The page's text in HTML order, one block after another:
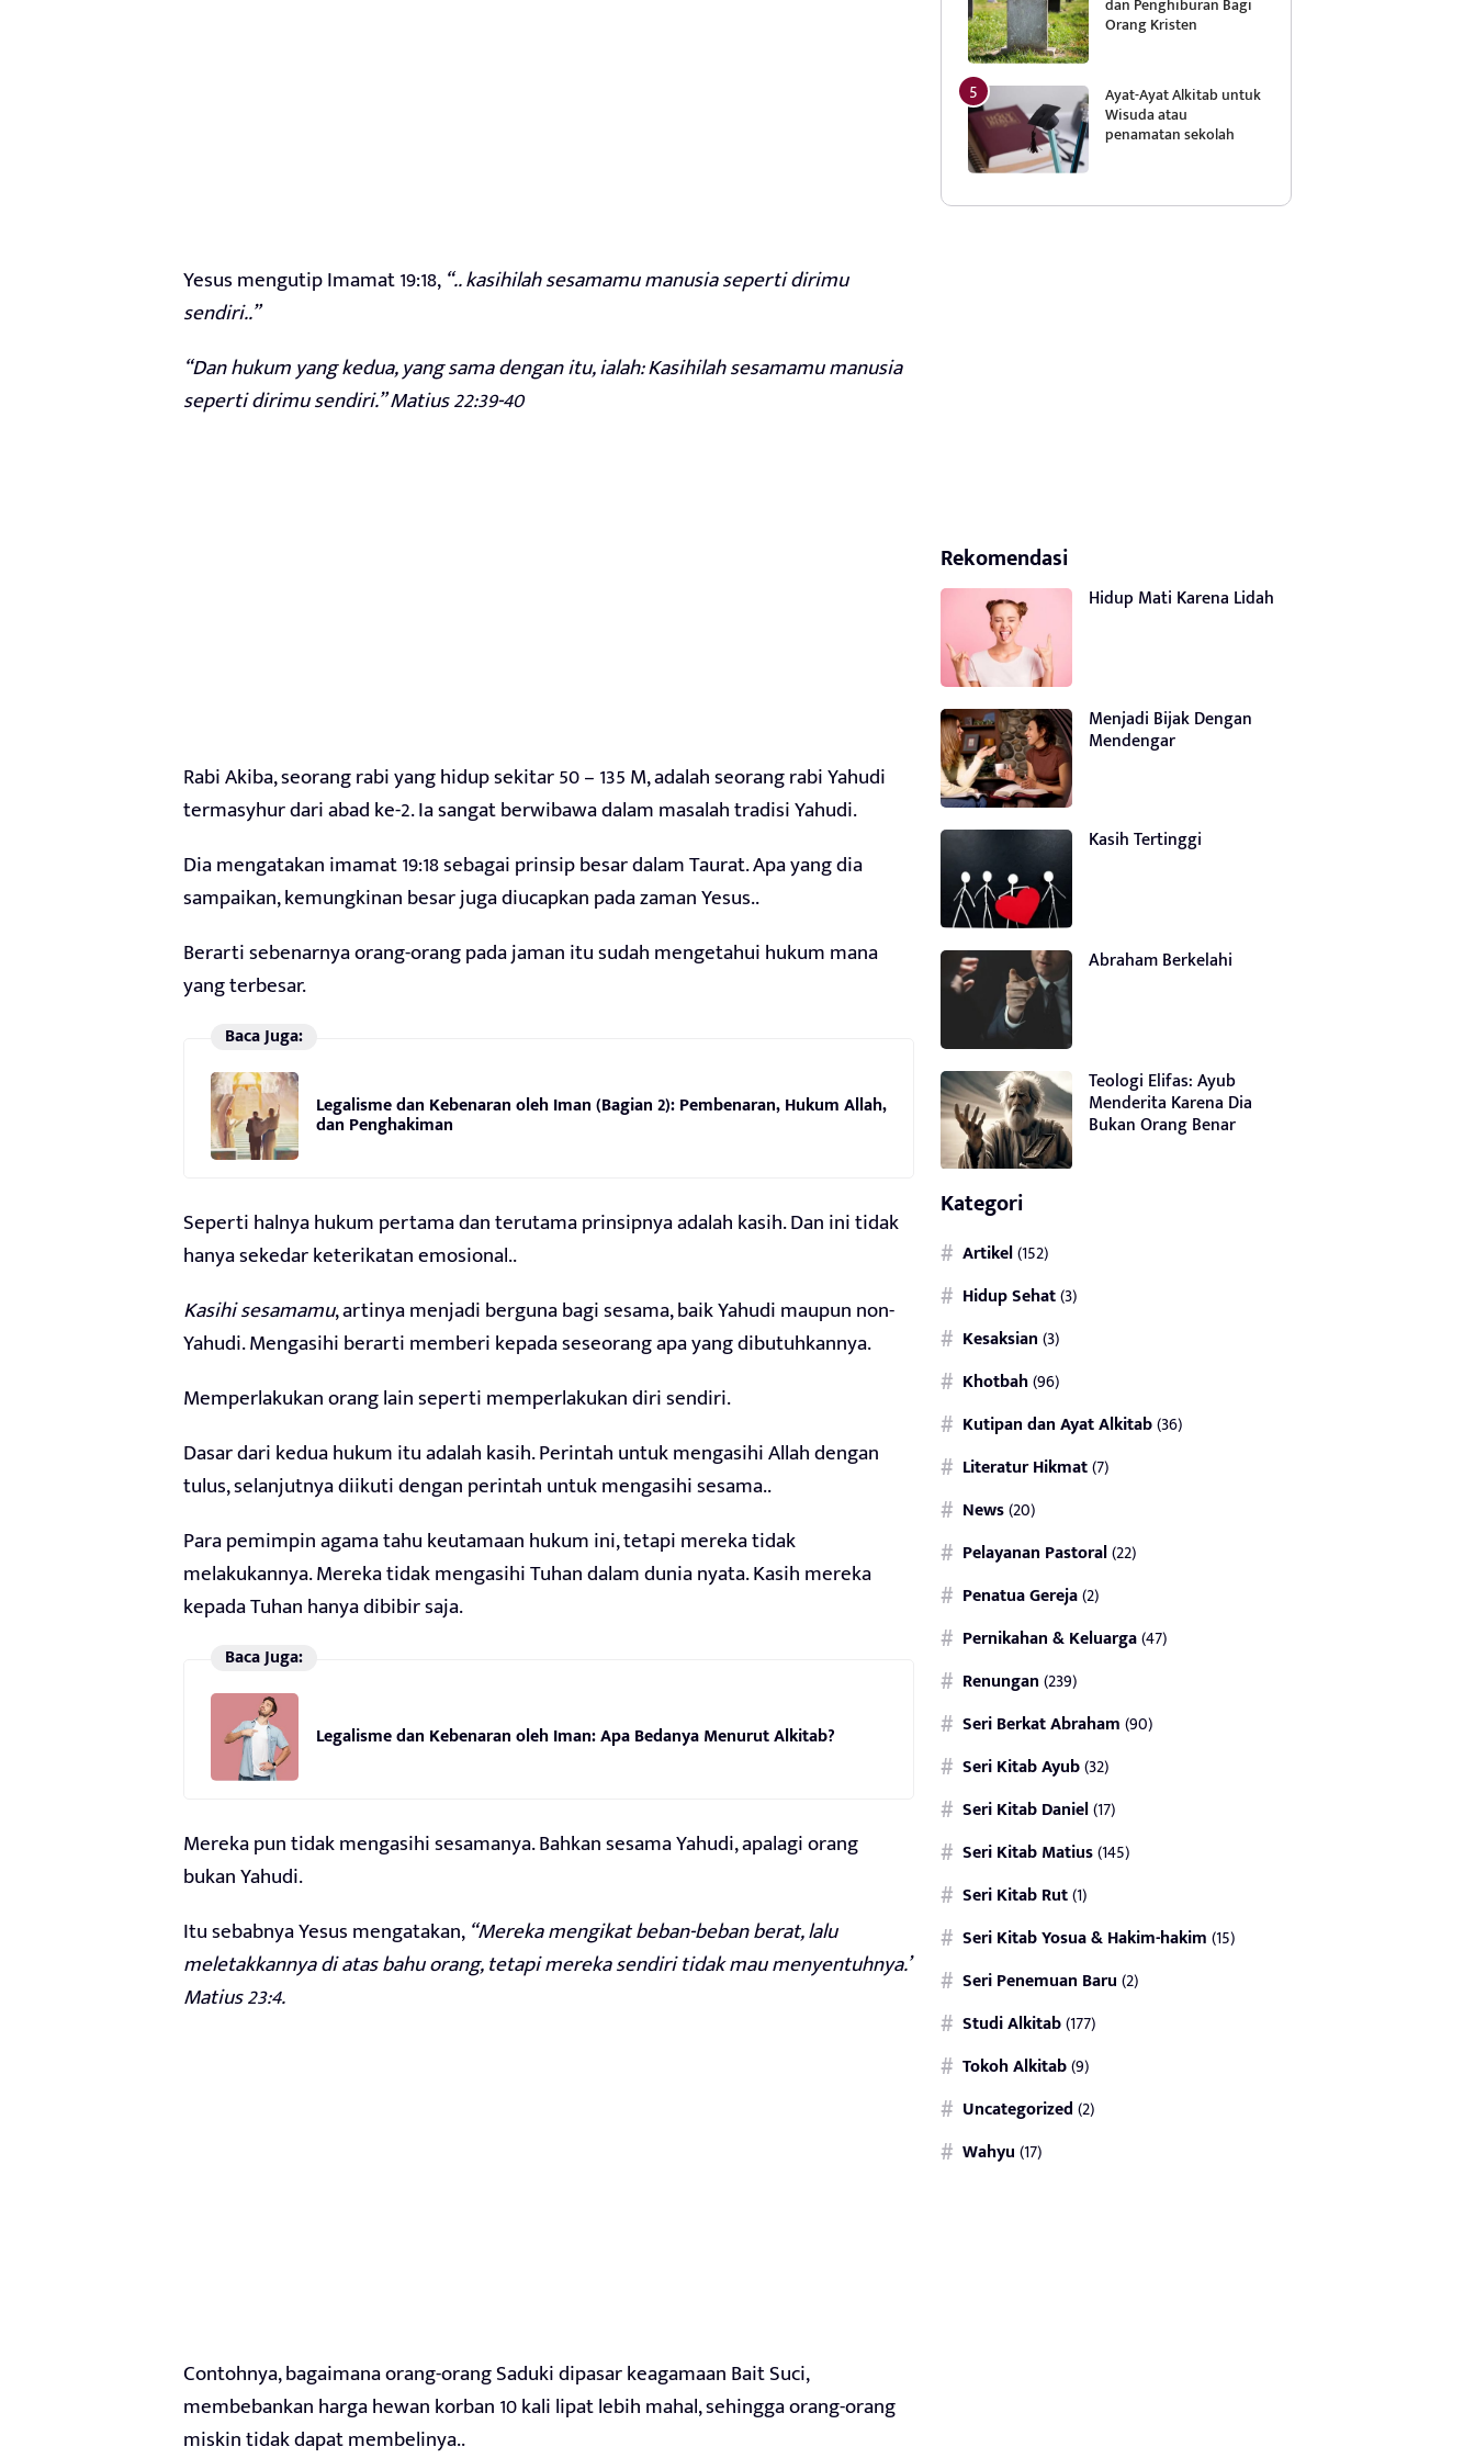
Yesus mengutip Imamat 19:18,“.. kasihilah sesamamu manusia seperti dirimu
sendiri..”
“Dan hukum yang kedua, yang sama dengan itu, ialah: Kasihilah sesamamu manusia
seperti dirimu sendiri.” Matius 22:39-40
Rabi Akiba, seorang rabi yang hidup sekitar 50 – 135 M, adalah seorang rabi Yahudi
termasyhur dari abad ke-2. Ia sangat berwibawa dalam masalah tradisi Yahudi.
Dia mengatakan imamat 19:18 sebagai prinsip besar dalam Taurat. Apa yang dia
sampaikan, kemungkinan besar juga diucapkan pada zaman Yesus..
Berarti sebenarnya orang-orang pada jaman itu sudah mengetahui hukum mana
yang terbesar.
Baca Juga:
Legalisme dan Kebenaran oleh Iman (Bagian 2): Pembenaran, Hukum Allah,
dan Penghakiman
Seperti halnya hukum pertama dan terutama prinsipnya adalah kasih. Dan ini tidak
hanya sekedar keterikatan emosional..
Kasihi sesamamu, artinya menjadi berguna bagi sesama, baik Yahudi maupun non-
Yahudi. Mengasihi berarti memberi kepada seseorang apa yang dibutuhkannya.
Memperlakukan orang lain seperti memperlakukan diri sendiri.
Dasar dari kedua hukum itu adalah kasih. Perintah untuk mengasihi Allah dengan
tulus, selanjutnya diikuti dengan perintah untuk mengasihi sesama..
Para pemimpin agama tahu keutamaan hukum ini, tetapi mereka tidak
melakukannya. Mereka tidak mengasihi Tuhan dalam dunia nyata. Kasih mereka
kepada Tuhan hanya dibibir saja.
Baca Juga:
Legalisme dan Kebenaran oleh Iman: Apa Bedanya Menurut Alkitab?
Mereka pun tidak mengasihi sesamanya. Bahkan sesama Yahudi, apalagi orang
bukan Yahudi.
Itu sebabnya Yesus mengatakan,“Mereka mengikat beban-beban berat, lalu
meletakkannya di atas bahu orang, tetapi mereka sendiri tidak mau menyentuhnya.”
Matius 23:4.
Contohnya, bagaimana orang-orang Saduki dipasar keagamaan Bait Suci,
membebankan harga hewan korban 10 kali lipat lebih mahal, sehingga orang-orang
miskin tidak dapat membelinya..
Orang Kristen
Ayat-Ayat Alkitab untuk
Wisuda atau
penamatan sekolah
Rekomendasi
Hidup Mati Karena Lidah
Menjadi Bijak Dengan
Mendengar
Kasih Tertinggi
Abraham Berkelahi
Teologi Elifas: Ayub
Menderita Karena Dia
Bukan Orang Benar
Kategori
Artikel(152)
Hidup Sehat(3)
Kesaksian(3)
Khotbah(96)
Kutipan dan Ayat Alkitab(36)
Literatur Hikmat(7)
News(20)
Pelayanan Pastoral(22)
Penatua Gereja(2)
Pernikahan & Keluarga(47)
Renungan(239)
Seri Berkat Abraham(90)
Seri Kitab Ayub(32)
Seri Kitab Daniel(17)
Seri Kitab Matius(145)
Seri Kitab Rut(1)
Seri Kitab Yosua & Hakim-hakim(15)
Seri Penemuan Baru(2)
Studi Alkitab(177)
Tokoh Alkitab(9)
Uncategorized(2)
Wahyu(17)